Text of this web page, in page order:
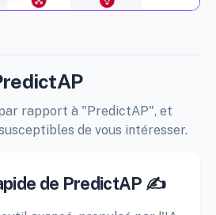
rapport à "PredictAP", et
de vous intéresser.
de PredictAP ✍️